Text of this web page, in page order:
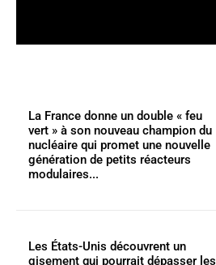
La France donne un double « feu
vert » à son nouveau champion du
nucléaire qui promet une nouvelle
génération de petits réacteurs
modulaires...
Les États-Unis découvrent un
gisement qui pourrait dépasser les